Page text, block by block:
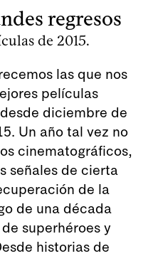
regresos
de 2015.
las que nos
películas
diciembre de
Un año tal vez no
cinematográficos,
señales de cierta
de la
de una década
superhéroes y
historias de